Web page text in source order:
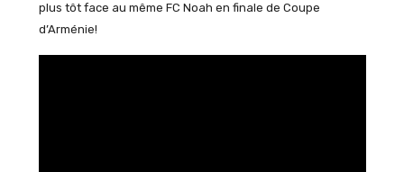
plus tôt face au même FC Noah en finale de Coupe
d’Arménie!